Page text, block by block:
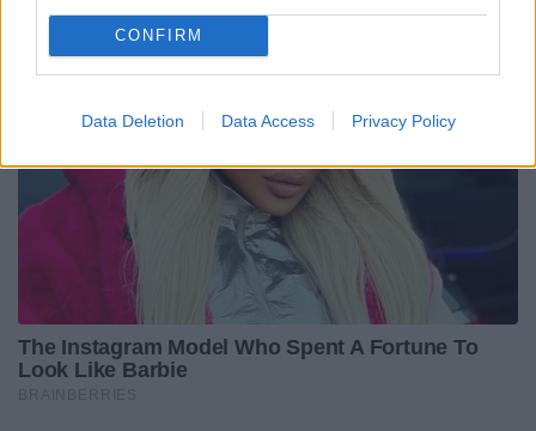
CONFIRM
Data Deletion Data Access Privacy Policy